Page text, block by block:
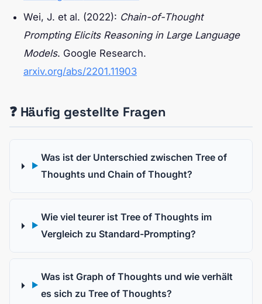
Wei, J. et al. (2022): Chain-of-Thought
Prompting Elicits Reasoning in Large Language
Models. Google Research.
arxiv.org/abs/2201.11903
❓ Häufig gestellte Fragen
▶
Was ist der Unterschied zwischen Tree of
Thoughts und Chain of Thought?
▶
Wie viel teurer ist Tree of Thoughts im
Vergleich zu Standard-Prompting?
▶
Was ist Graph of Thoughts und wie verhält
es sich zu Tree of Thoughts?